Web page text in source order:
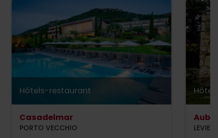
réduite mais originale et des
produits excellents ainsi que le
service et le personnel qui est très
très agréable.
Hôtels-restaurant
Casadelmar
PORTO VECCHIO
LEVIE